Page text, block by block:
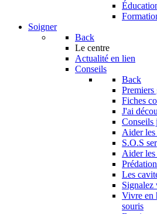
Soigner
Back
Le centre
Actualité en lien
Conseils
Back
Premiers
Fiches
J'ai
Conseils
Aider
S.O.S
Aider les
Les
Signalez
Vivre en
souris